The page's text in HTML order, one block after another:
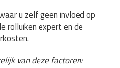
u zelf geen invloed op
rolluiken expert en de
van deze factoren: